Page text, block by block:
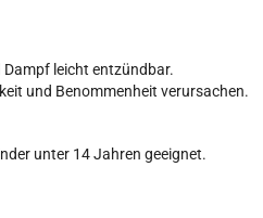
leicht entzündbar.
und Benommenheit verursachen.
unter 14 Jahren geeignet.